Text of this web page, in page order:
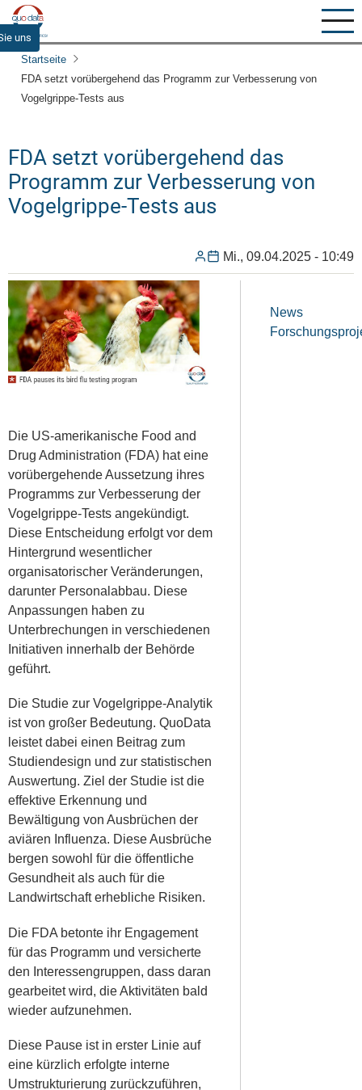
Direkt
zum
uns
Startseite
FDA setzt vorübergehend das Programm zur Verbesserung von
Vogelgrippe-Tests aus
FDA setzt vorübergehend das
Programm zur Verbesserung von
Vogelgrippe-Tests aus
Mi., 09.04.2025 - 10:49
Die US-amerikanische Food and
Drug Administration (FDA) hat eine
vorübergehende Aussetzung ihres
Programms zur Verbesserung der
Vogelgrippe-Tests angekündigt.
Diese Entscheidung erfolgt vor dem
Hintergrund wesentlicher
organisatorischer Veränderungen,
darunter Personalabbau. Diese
Anpassungen haben zu
Unterbrechungen in verschiedenen
Initiativen innerhalb der Behörde
geführt.
Die Studie zur Vogelgrippe-Analytik
ist von großer Bedeutung. QuoData
leistet dabei einen Beitrag zum
Studiendesign und zur statistischen
Auswertung. Ziel der Studie ist die
effektive Erkennung und
Bewältigung von Ausbrüchen der
aviären Influenza. Diese Ausbrüche
bergen sowohl für die öffentliche
Gesundheit als auch für die
Landwirtschaft erhebliche Risiken.
Die FDA betonte ihr Engagement
für das Programm und versicherte
den Interessengruppen, dass daran
gearbeitet wird, die Aktivitäten bald
wieder aufzunehmen.
Diese Pause ist in erster Linie auf
eine kürzlich erfolgte interne
Umstrukturierung zurückzuführen,
News